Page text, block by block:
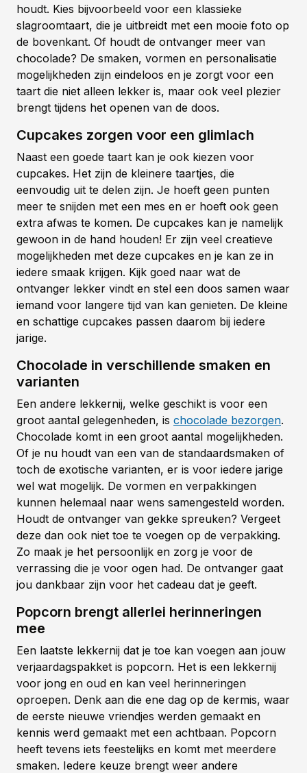
houdt. Kies bijvoorbeeld voor een klassieke
slagroomtaart, die je uitbreidt met een mooie foto op
de bovenkant. Of houdt de ontvanger meer van
chocolade? De smaken, vormen en personalisatie
mogelijkheden zijn eindeloos en je zorgt voor een
taart die niet alleen lekker is, maar ook veel plezier
brengt tijdens het openen van de doos.
Cupcakes zorgen voor een glimlach
Naast een goede taart kan je ook kiezen voor
cupcakes. Het zijn de kleinere taartjes, die
eenvoudig uit te delen zijn. Je hoeft geen punten
meer te snijden met een mes en er hoeft ook geen
extra afwas te komen. De cupcakes kan je namelijk
gewoon in de hand houden! Er zijn veel creatieve
mogelijkheden met deze cupcakes en je kan ze in
iedere smaak krijgen. Kijk goed naar wat de
ontvanger lekker vindt en stel een doos samen waar
iemand voor langere tijd van kan genieten. De kleine
en schattige cupcakes passen daarom bij iedere
jarige.
Chocolade in verschillende smaken en
varianten
Een andere lekkernij, welke geschikt is voor een
groot aantal gelegenheden, is chocolade bezorgen.
Chocolade komt in een groot aantal mogelijkheden.
Of je nu houdt van een van de standaardsmaken of
toch de exotische varianten, er is voor iedere jarige
wel wat mogelijk. De vormen en verpakkingen
kunnen helemaal naar wens samengesteld worden.
Houdt de ontvanger van gekke spreuken? Vergeet
deze dan ook niet toe te voegen op de verpakking.
Zo maak je het persoonlijk en zorg je voor de
verrassing die je voor ogen had. De ontvanger gaat
jou dankbaar zijn voor het cadeau dat je geeft.
Popcorn brengt allerlei herinneringen
mee
Een laatste lekkernij dat je toe kan voegen aan jouw
verjaardagspakket is popcorn. Het is een lekkernij
voor jong en oud en kan veel herinneringen
oproepen. Denk aan die ene dag op de kermis, waar
de eerste nieuwe vriendjes werden gemaakt en
kennis werd gemaakt met een achtbaan. Popcorn
heeft tevens iets feestelijks en komt met meerdere
smaken. Iedere keuze brengt weer andere